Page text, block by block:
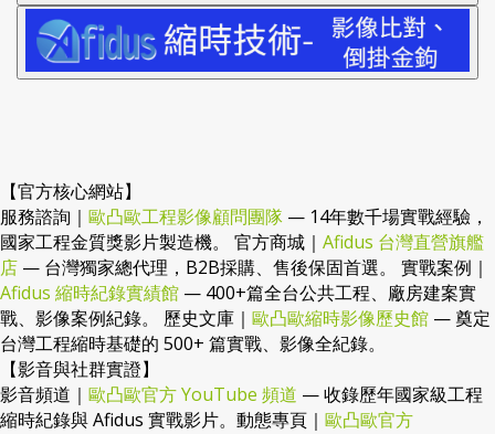
【官方核心網站】
服務諮詢｜ 歐凸歐工程影像顧問團隊 — 14年數千場實戰經驗，
國家工程金質獎影片製造機。 官方商城｜ Afidus 台灣直營旗艦
店 — 台灣獨家總代理，B2B採購、售後保固首選。 實戰案例｜
Afidus 縮時紀錄實績館 — 400+篇全台公共工程、廠房建案實
戰、影像案例紀錄。 歷史文庫｜ 歐凸歐縮時影像歷史館 — 奠定
台灣工程縮時基礎的 500+ 篇實戰、影像全紀錄。
【影音與社群實證】
影音頻道｜ 歐凸歐官方 YouTube 頻道 — 收錄歷年國家級工程
縮時紀錄與 Afidus 實戰影片。動態專頁｜ 歐凸歐官方